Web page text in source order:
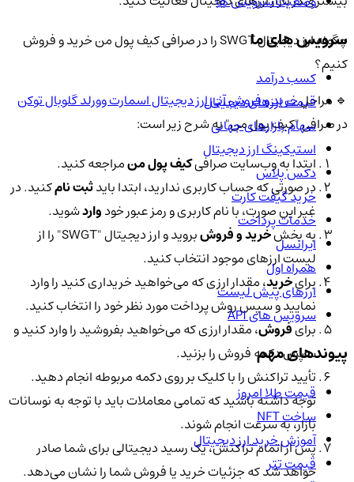
چگونه ارز دیجیتال SWGT را در صرافی کیف پول من خرید و فروش
کنیم؟
🔹 مراحلخرید و فروش آنی ارز دیجیتال اسمارت وورلد گلوبال توکن
در صرافی "کیف پول من" به شرح زیر است:
ابتدا به وب‌سایت صرافیکیف پول منمراجعه کنید.
در صورتی که حساب کاربری ندارید، ابتدا بایدثبت نامکنید. در
غیر این صورت، با نام کاربری و رمز عبور خودواردشوید.
به بخشخرید و فروش
بروید و ارز دیجیتال "SWGT" را از
لیست ارزهای موجود انتخاب کنید.
برایخرید، مقدار ارزی که می‌خواهید خریداری کنید را وارد
نمایید و سپس روش پرداخت مورد نظر خود را انتخاب کنید.
برایفروش، مقدار ارزی که می‌خواهید بفروشید را وارد کنید و
سپس دکمه فروش را بزنید.
تأیید تراکنش را با کلیک بر روی دکمه مربوطه انجام دهید.
توجه داشته باشید که تمامی معاملات باید با توجه به نوسانات
بازار، به سرعت انجام شوند.
پس از اتمام تراکنش، یک رسید دیجیتالی برای شما صادر
خواهد شد که جزئیات خرید یا فروش شما را نشان می‌دهد.
سرویس های ما
کسب درآمد
قیمت ارزهای دیجیتال
سهام بازارهای جهانی
استیکینگ ارز دیجیتال
دکس پلاس
خرید گیفت کارت
خدمات پرداخت
ایرانسل
همراه اول
ارزهای پیش لیست
سرویس های API
پیوندهای مهم
قیمت طلا امروز
ساخت NFT
آموزش خرید ارز دیجیتال
قیمت تتر